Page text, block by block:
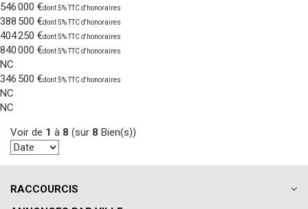
546 000 €dont 5% TTC d'honoraires
388 500 €dont 5% TTC d'honoraires
404 250 €dont 5% TTC d'honoraires
840 000 €dont 5% TTC d'honoraires
NC
346 500 €dont 5% TTC d'honoraires
NC
NC
Voir de 1 à 8 (sur 8 Bien(s))
RACCOURCIS